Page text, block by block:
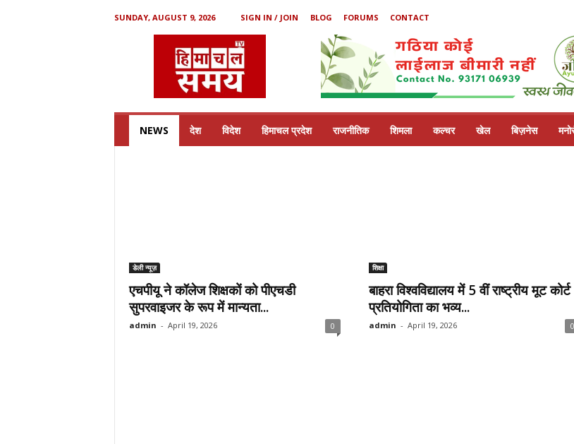
SUNDAY, AUGUST 9, 2026 SIGN IN / JOIN BLOG FORUMS
CONTACT
a
NEWS देश विदेश हिमाचल प्रदेश राजनीतिक शिमला कल्चर खेल बिज़नेस
डेली न्यूज़
एचपीयू ने कॉलेज शिक्षकों को पीएचडी
सुपरवाइजर के रूप में मान्यता...
admin - April 19, 2026 0
शिक्षा
बाहरा विश्वविद्यालय में 5 वीं राष्ट्रीय मूट कोर्ट
प्रतियोगिता का भव्य...
admin - April 19, 2026 0